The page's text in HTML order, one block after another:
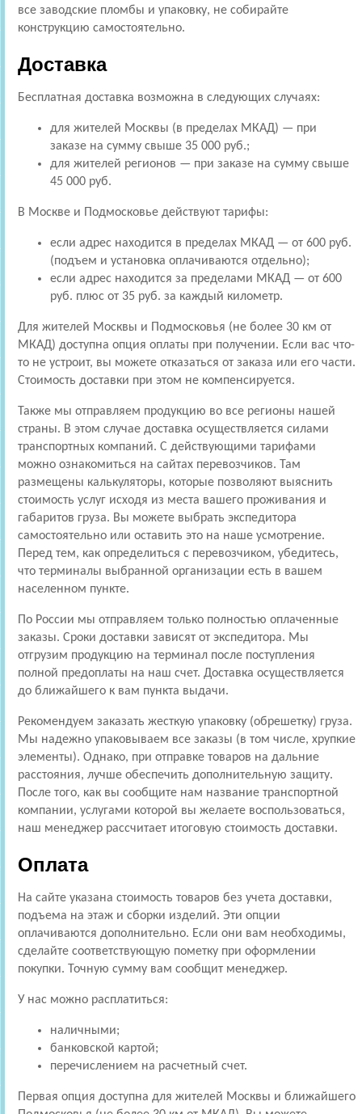
все заводские пломбы и упаковку, не собирайте
конструкцию самостоятельно.
Доставка
Бесплатная доставка возможна в следующих случаях:
для жителей Москвы (в пределах МКАД) — при
заказе на сумму свыше 35 000 руб.;
для жителей регионов — при заказе на сумму свыше
45 000 руб.
В Москве и Подмосковье действуют тарифы:
если адрес находится в пределах МКАД — от 600 руб.
(подъем и установка оплачиваются отдельно);
если адрес находится за пределами МКАД — от 600
руб. плюс от 35 руб. за каждый километр.
Для жителей Москвы и Подмосковья (не более 30 км от
МКАД) доступна опция оплаты при получении. Если вас что-
то не устроит, вы можете отказаться от заказа или его части.
Стоимость доставки при этом не компенсируется.
Также мы отправляем продукцию во все регионы нашей
страны. В этом случае доставка осуществляется силами
транспортных компаний. С действующими тарифами
можно ознакомиться на сайтах перевозчиков. Там
размещены калькуляторы, которые позволяют выяснить
стоимость услуг исходя из места вашего проживания и
габаритов груза. Вы можете выбрать экспедитора
самостоятельно или оставить это на наше усмотрение.
Перед тем, как определиться с перевозчиком, убедитесь,
что терминалы выбранной организации есть в вашем
населенном пункте.
По России мы отправляем только полностью оплаченные
заказы. Сроки доставки зависят от экспедитора. Мы
отгрузим продукцию на терминал после поступления
полной предоплаты на наш счет. Доставка осуществляется
до ближайшего к вам пункта выдачи.
Рекомендуем заказать жесткую упаковку (обрешетку) груза.
Мы надежно упаковываем все заказы (в том числе, хрупкие
элементы). Однако, при отправке товаров на дальние
расстояния, лучше обеспечить дополнительную защиту.
После того, как вы сообщите нам название транспортной
компании, услугами которой вы желаете воспользоваться,
наш менеджер рассчитает итоговую стоимость доставки.
Оплата
На сайте указана стоимость товаров без учета доставки,
подъема на этаж и сборки изделий. Эти опции
оплачиваются дополнительно. Если они вам необходимы,
сделайте соответствующую пометку при оформлении
покупки. Точную сумму вам сообщит менеджер.
У нас можно расплатиться:
наличными;
банковской картой;
перечислением на расчетный счет.
Первая опция доступна для жителей Москвы и ближайшего